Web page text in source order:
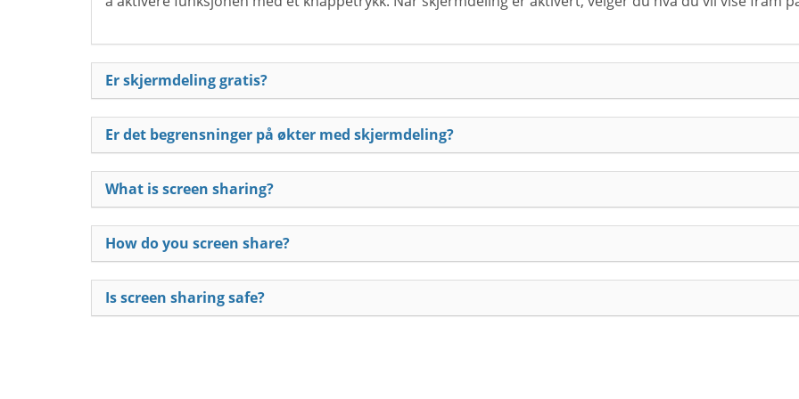
Er skjermdeling gratis?
Er det begrensninger på økter med skjermdeling?
What is screen sharing?
How do you screen share?
Is screen sharing safe?